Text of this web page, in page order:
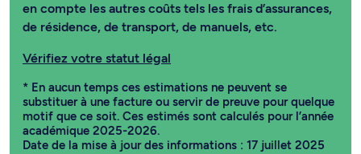
en compte les autres coûts tels les frais d’assurances,
de résidence, de transport, de manuels, etc.
Vérifiez votre statut légal
* En aucun temps ces estimations ne peuvent se
substituer à une facture ou servir de preuve pour quelque
motif que ce soit. Ces estimés sont calculés pour l’année
académique 2025-2026.
Date de la mise à jour des informations : 17 juillet 2025